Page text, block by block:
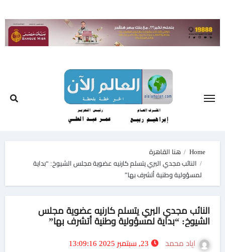
to
content
Home
هنا القاهرة
النائب مجدي البري يتسلم كارنيه عضوية مجلس الشيوخ: “بداية
لمسؤولية وطنية أتشرف بها”
النائب مجدي البري يتسلم كارنيه عضوية مجلس
الشيوخ: “بداية لمسؤولية وطنية أتشرف بها”
اياد محمد